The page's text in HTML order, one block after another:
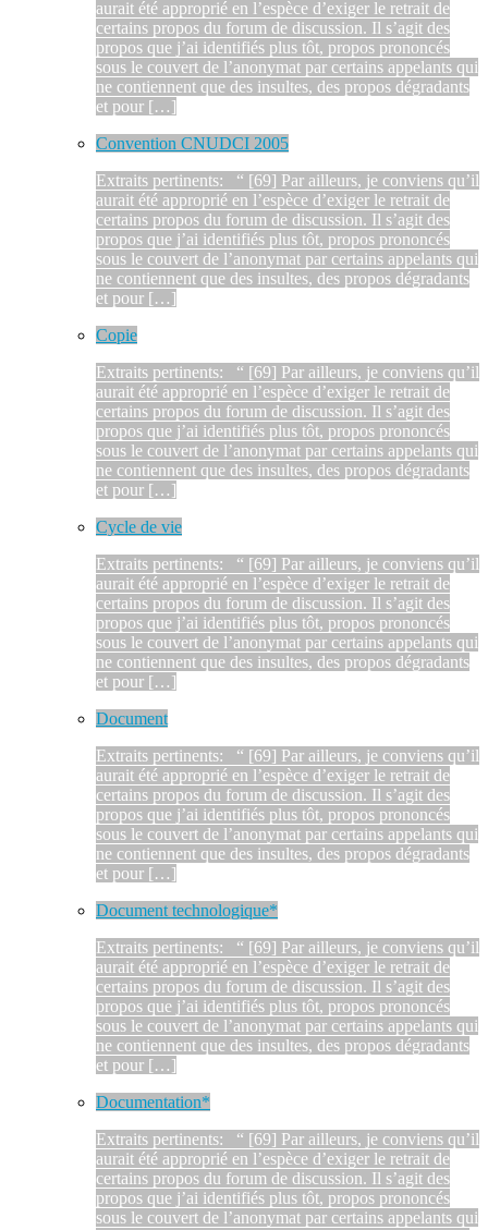
aurait été approprié en l’espèce d’exiger le retrait de
certains propos du forum de discussion. Il s’agit des
propos que j’ai identifiés plus tôt, propos prononcés
sous le couvert de l’anonymat par certains appelants qui
ne contiennent que des insultes, des propos dégradants
et pour […]
Convention CNUDCI 2005
Extraits pertinents: “ [69] Par ailleurs, je conviens qu’il
aurait été approprié en l’espèce d’exiger le retrait de
certains propos du forum de discussion. Il s’agit des
propos que j’ai identifiés plus tôt, propos prononcés
sous le couvert de l’anonymat par certains appelants qui
ne contiennent que des insultes, des propos dégradants
et pour […]
Copie
Extraits pertinents: “ [69] Par ailleurs, je conviens qu’il
aurait été approprié en l’espèce d’exiger le retrait de
certains propos du forum de discussion. Il s’agit des
propos que j’ai identifiés plus tôt, propos prononcés
sous le couvert de l’anonymat par certains appelants qui
ne contiennent que des insultes, des propos dégradants
et pour […]
Cycle de vie
Extraits pertinents: “ [69] Par ailleurs, je conviens qu’il
aurait été approprié en l’espèce d’exiger le retrait de
certains propos du forum de discussion. Il s’agit des
propos que j’ai identifiés plus tôt, propos prononcés
sous le couvert de l’anonymat par certains appelants qui
ne contiennent que des insultes, des propos dégradants
et pour […]
Document
Extraits pertinents: “ [69] Par ailleurs, je conviens qu’il
aurait été approprié en l’espèce d’exiger le retrait de
certains propos du forum de discussion. Il s’agit des
propos que j’ai identifiés plus tôt, propos prononcés
sous le couvert de l’anonymat par certains appelants qui
ne contiennent que des insultes, des propos dégradants
et pour […]
Document technologique*
Extraits pertinents: “ [69] Par ailleurs, je conviens qu’il
aurait été approprié en l’espèce d’exiger le retrait de
certains propos du forum de discussion. Il s’agit des
propos que j’ai identifiés plus tôt, propos prononcés
sous le couvert de l’anonymat par certains appelants qui
ne contiennent que des insultes, des propos dégradants
et pour […]
Documentation*
Extraits pertinents: “ [69] Par ailleurs, je conviens qu’il
aurait été approprié en l’espèce d’exiger le retrait de
certains propos du forum de discussion. Il s’agit des
propos que j’ai identifiés plus tôt, propos prononcés
sous le couvert de l’anonymat par certains appelants qui